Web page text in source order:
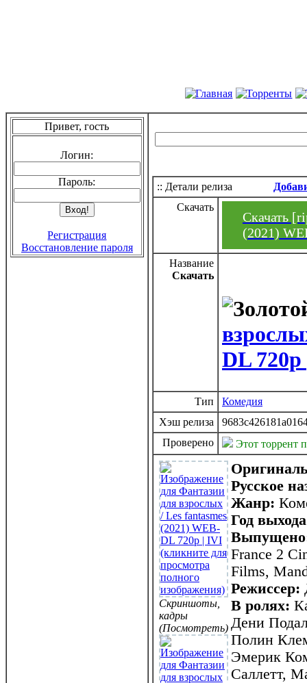
Привет, гость
Логин:
Пароль:
Регистрация
Восстановление пароля
:: Детали релиза
Скачать
Скачать
(2021)
Название
Скачать
DL
Тип
Комедия
Хэш релиза
Проверено
Этот торрент
Скриншоты,
кадры
(Посмотреть)
Русское
Жанр:
Год
France 2
Films,
Режиссер:
В ролях:
Дени
Полин
Эмерик
Саллетт,